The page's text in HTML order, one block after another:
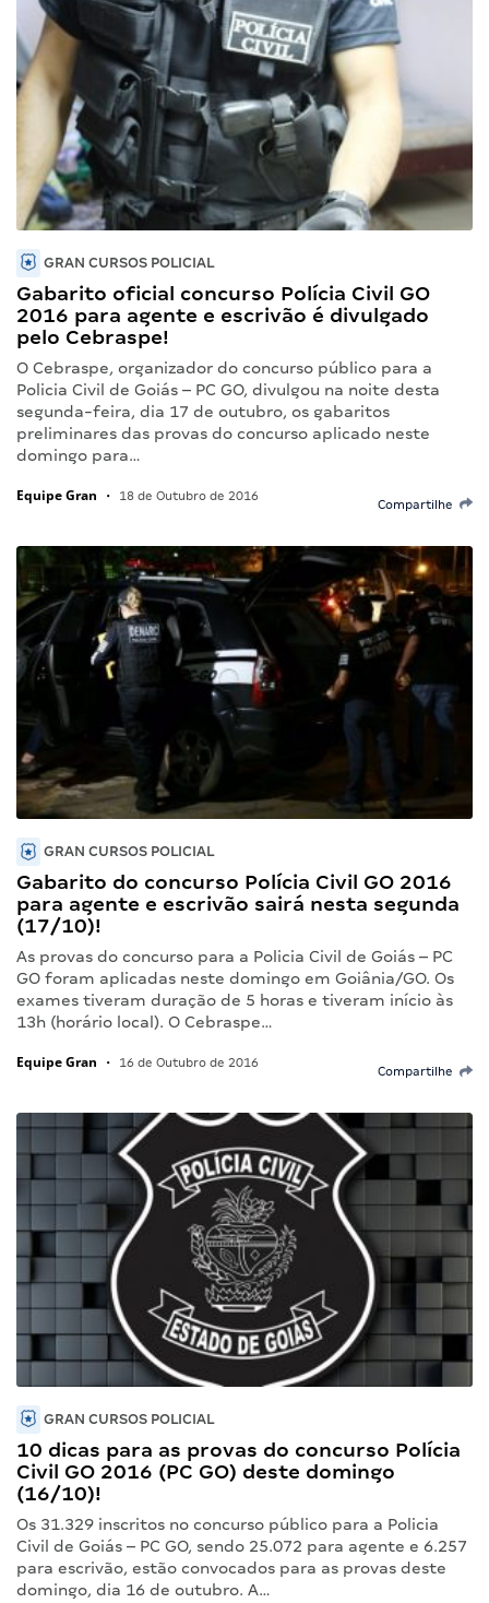
GRAN CURSOS POLICIAL
Gabarito oficial concurso Polícia Civil GO
2016 para agente e escrivão é divulgado
pelo Cebraspe!
O Cebraspe, organizador do concurso público para a
Policia Civil de Goiás – PC GO, divulgou na noite desta
segunda-feira, dia 17 de outubro, os gabaritos
preliminares das provas do concurso aplicado neste
domingo para…
Equipe Gran • 18 de Outubro de 2016
Compartilhe
GRAN CURSOS POLICIAL
Gabarito do concurso Polícia Civil GO 2016
para agente e escrivão sairá nesta segunda
(17/10)!
As provas do concurso para a Policia Civil de Goiás – PC
GO foram aplicadas neste domingo em Goiânia/GO. Os
exames tiveram duração de 5 horas e tiveram início às
13h (horário local). O Cebraspe…
Equipe Gran • 16 de Outubro de 2016
Compartilhe
GRAN CURSOS POLICIAL
10 dicas para as provas do concurso Polícia
Civil GO 2016 (PC GO) deste domingo
(16/10)!
Os 31.329 inscritos no concurso público para a Policia
Civil de Goiás – PC GO, sendo 25.072 para agente e 6.257
para escrivão, estão convocados para as provas deste
domingo, dia 16 de outubro. A…